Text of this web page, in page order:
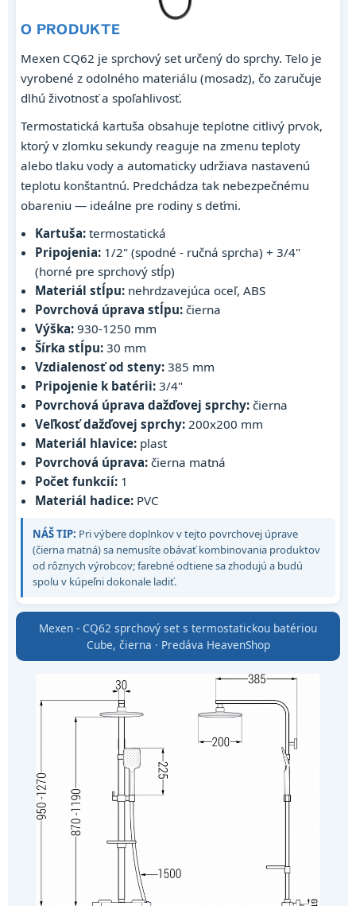
O PRODUKTE
Mexen CQ62 je sprchový set určený do sprchy. Telo je
vyrobené z odolného materiálu (mosadz), čo zaručuje
dlhú životnosť a spoľahlivosť.
Termostatická kartuša obsahuje teplotne citlivý prvok,
ktorý v zlomku sekundy reaguje na zmenu teploty
alebo tlaku vody a automaticky udržiava nastavenú
teplotu konštantnú. Predchádza tak nebezpečnému
obareniu — ideálne pre rodiny s deťmi.
Kartuša: termostatická
Pripojenia: 1/2" (spodné - ručná sprcha) + 3/4"
(horné pre sprchový stĺp)
Materiál stĺpu: nehrdzavejúca oceľ, ABS
Povrchová úprava stĺpu: čierna
Výška: 930-1250 mm
Šírka stĺpu: 30 mm
Vzdialenosť od steny: 385 mm
Pripojenie k batérii: 3/4"
Povrchová úprava dažďovej sprchy: čierna
Veľkosť dažďovej sprchy: 200x200 mm
Materiál hlavice: plast
Povrchová úprava: čierna matná
Počet funkcií: 1
Materiál hadice: PVC
NÁŠ TIP: Pri výbere doplnkov v tejto povrchovej úprave
(čierna matná) sa nemusíte obávať kombinovania produktov
od rôznych výrobcov; farebné odtiene sa zhodujú a budú
spolu v kúpeľni dokonale ladiť.
Mexen - CQ62 sprchový set s termostatickou batériou
Cube, čierna · Predáva HeavenShop